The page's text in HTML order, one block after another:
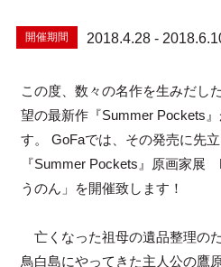
開催期間 2018.4.28 -
この度、数々の名作を生みだし
望の最新作『Summer Pockets
す。 GoFaでは、その発売に先
『Summer Pockets』原画家展
うのん」を開催致します！
亡くなった祖母の遺品整理の
鳥白島にやってきた主人公の鷹